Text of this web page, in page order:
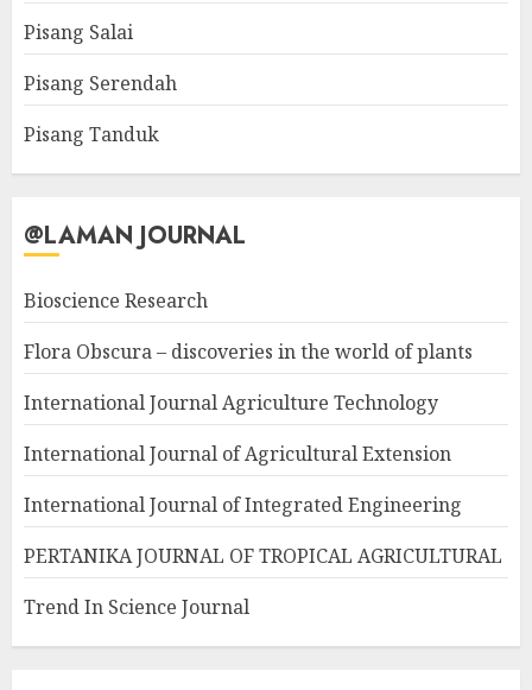
Pisang Salai
Pisang Serendah
Pisang Tanduk
@LAMAN JOURNAL
Bioscience Research
Flora Obscura – discoveries in the world of plants
International Journal Agriculture Technology
International Journal of Agricultural Extension
International Journal of Integrated Engineering
PERTANIKA JOURNAL OF TROPICAL AGRICULTURAL
Trend In Science Journal